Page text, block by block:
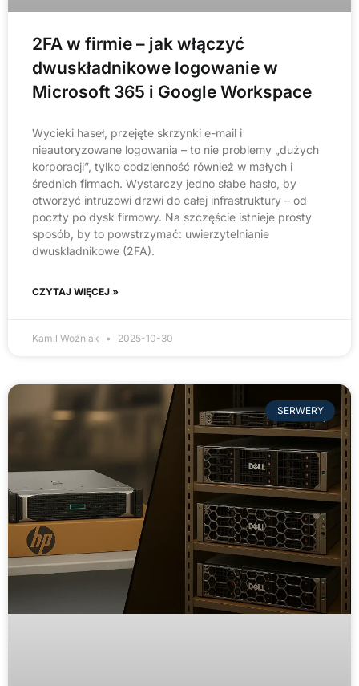
2FA w firmie – jak włączyć
dwuskładnikowe logowanie w
Microsoft 365 i Google Workspace
Wycieki haseł, przejęte skrzynki e-mail i
nieautoryzowane logowania – to nie problemy „dużych
korporacji”, tylko codzienność również w małych i
średnich firmach. Wystarczy jedno słabe hasło, by
otworzyć intruzowi drzwi do całej infrastruktury – od
poczty po dysk firmowy. Na szczęście istnieje prosty
sposób, by to powstrzymać: uwierzytelnianie
dwuskładnikowe (2FA).
CZYTAJ WIĘCEJ »
Kamil Woźniak 2025-10-30
SERWERY